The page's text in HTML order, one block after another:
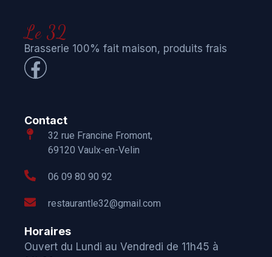
Le 32
Brasserie 100% fait maison, produits frais
Contact
32 rue Francine Fromont,
69120 Vaulx-en-Velin
06 09 80 90 92
restaurantle32@gmail.com
Horaires
Ouvert du Lundi au Vendredi de 11h45 à